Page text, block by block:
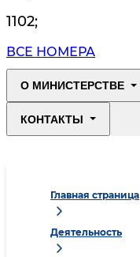
1102;
ВСЕ НОМЕРА
О МИНИСТЕРСТВЕ
КОНТАКТЫ
Главная страница
Деятельность